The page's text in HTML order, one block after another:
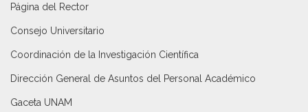
Página del Rector
Consejo Universitario
Coordinación de la Investigación Científica
Dirección General de Asuntos del Personal Académico
Gaceta UNAM